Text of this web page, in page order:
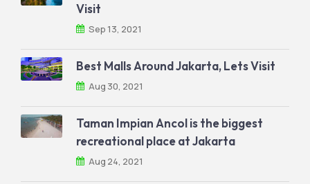
Visit
Sep 13, 2021
Best Malls Around Jakarta, Lets Visit
Aug 30, 2021
Taman Impian Ancol is the biggest
recreational place at Jakarta
Aug 24, 2021